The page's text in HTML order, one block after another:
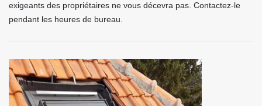
exigeants des propriétaires ne vous décevra pas. Contactez-le
pendant les heures de bureau.